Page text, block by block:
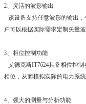
2、灵活的波形输出
该设备支持任意波形的输出，包
户可以根据实际需求定制矢量波形
3、相位控制功能
艾德克斯IT7624具备相位控制
相位，从而模拟实际的电力系
4、强大的测量与分析功能